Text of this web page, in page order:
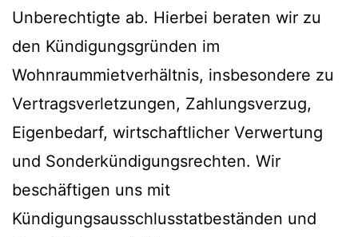
Unberechtigte ab. Hierbei beraten wir zu
den Kündigungsgründen im
Wohnraummietverhältnis, insbesondere zu
Vertragsverletzungen, Zahlungsverzug,
Eigenbedarf, wirtschaftlicher Verwertung
und Sonderkündigungsrechten. Wir
beschäftigen uns mit
Kündigungsausschlusstatbeständen und